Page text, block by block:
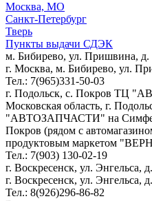
Москва, МО
Санкт-Петербург
Тверь
Пункты выдачи СДЭК
м. Бибирево, ул. Пришвина, д.
г. Москва, м. Бибирево, ул.
Тел.: 7(965)331-50-03
г. Подольск, c. Покров ТЦ
Московская область, г.
"АВТОЗАПЧАСТИ" на
Покров (рядом с
продуктовым маркетом
Тел.: 7(903) 130-02-19
г. Воскресенск, ул. Энгельса,
г. Воскресенск, ул. Энгельса,
Тел.: 8(926)296-86-82